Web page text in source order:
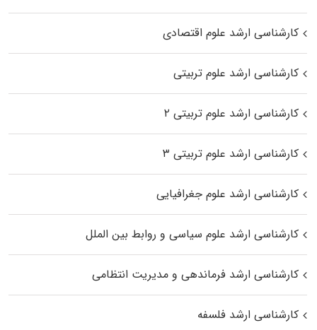
کارشناسی ارشد علوم اقتصادی
کارشناسی ارشد علوم تربیتی
کارشناسی ارشد علوم تربیتی ۲
کارشناسی ارشد علوم تربیتی ۳
کارشناسی ارشد علوم جغرافیایی
کارشناسی ارشد علوم سیاسی و روابط بین الملل
کارشناسی ارشد فرماندهی و مدیریت انتظامی
کارشناسی ارشد فلسفه